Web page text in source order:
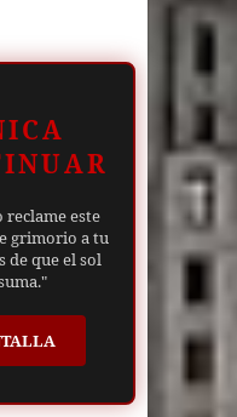
reclame este
grimorio a tu
que el sol